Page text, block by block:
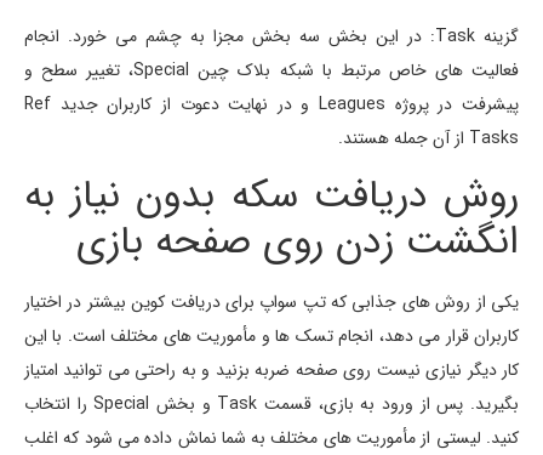
گزینه Task: در این بخش سه بخش مجزا به چشم می خورد. انجام
فعالیت های خاص مرتبط با شبکه بلاک چین Special، تغییر سطح و
پیشرفت در پروژه Leagues و در نهایت دعوت از کاربران جدید Ref
Tasks از آن جمله هستند.
روش دریافت سکه بدون نیاز به
انگشت زدن روی صفحه بازی
یکی از روش های جذابی که تپ سواپ برای دریافت کوین بیشتر در اختیار
کاربران قرار می دهد، انجام تسک ها و مأموریت های مختلف است. با این
کار دیگر نیازی نیست روی صفحه ضربه بزنید و به راحتی می توانید امتیاز
بگیرید. پس از ورود به بازی، قسمت Task و بخش Special را انتخاب
کنید. لیستی از مأموریت های مختلف به شما نماش داده می شود که اغلب